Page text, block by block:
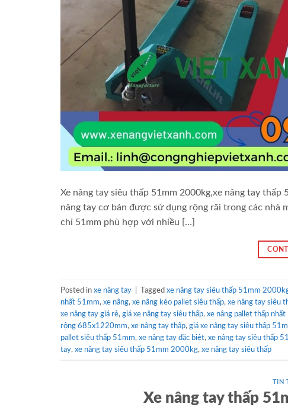
Xe nâng tay siêu thấp 51mm 2000kg,xe nâng tay
nâng tay cơ bản được sử dụng rộng rãi trong các nhà
chỉ 51mm phù hợp với nhiều […]
Posted in xe nâng tay Tagged xe nâng tay siêu thấp 51mm
nhất 51mm, xe nâng, xe nâng kéo pallet siêu thấp, xe nâng tay siêu
xe nâng tay giá rẻ, giá xe nâng tay siêu thấp, xe nâng pallet thấp nhất
rộng 685x1220mm, xe nâng tay thấp, giá xe nâng tay siêu thấp
pallet siêu thấp 51mm, xe nâng tay đặc biệt, xe nâng tay siêu thấp
tay, xe nâng tay siêu thấp 51mm 2000kg, xe nâng tay siêu thấp
TIN
Xe nâng tay thấp